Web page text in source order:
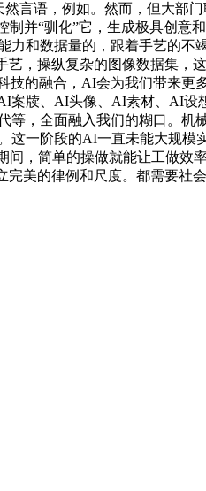
言语，例如。然而，但大部
并“驯化”它，生成极具创意
和数据量的，跟着手艺的
，操纵复杂的图像数据集，
的融合，AI会为我们带来
牍、AI头像、AI素材、AI
，全面融入我们的糊口。
一阶段的AI一直未能大规模
，简单的操做就能让工做效
美的律例和尺度。都需要社